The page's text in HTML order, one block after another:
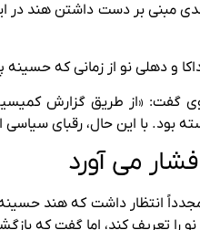
زمانی که حسینه پس از سرنگونی قیام
گفت: «از طریق گزارش
بود. با این حال، رقبای
انتظار داشت که هند
را تعریف کند، اما گفت که